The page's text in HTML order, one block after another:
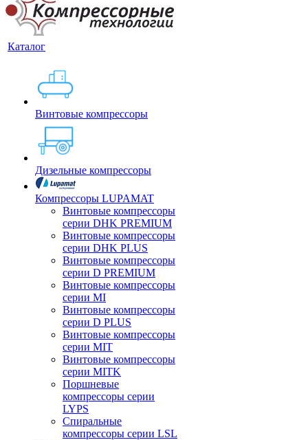
Каталог
Винтовые компрессоры
Дизельные компрессоры
Компрессоры LUPAMAT
Винтовые компрессоры
серии DHK PREMIUM
Винтовые компрессоры
серии DHK PLUS
Винтовые компрессоры
серии D PREMIUM
Винтовые компрессоры
серии MI
Винтовые компрессоры
серии D PLUS
Винтовые компрессоры
серии MIT
Винтовые компрессоры
серии MITK
Поршневые
компрессоры серии
LYPS
Спиральные
компрессоры серии LSL